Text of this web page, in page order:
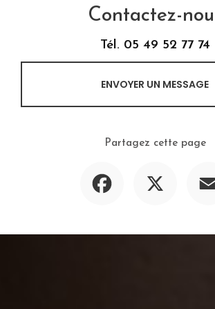
Contactez-
Tél. 05 49 52 77 74
ENVOYER UN MESSAGE
Partagez cette page